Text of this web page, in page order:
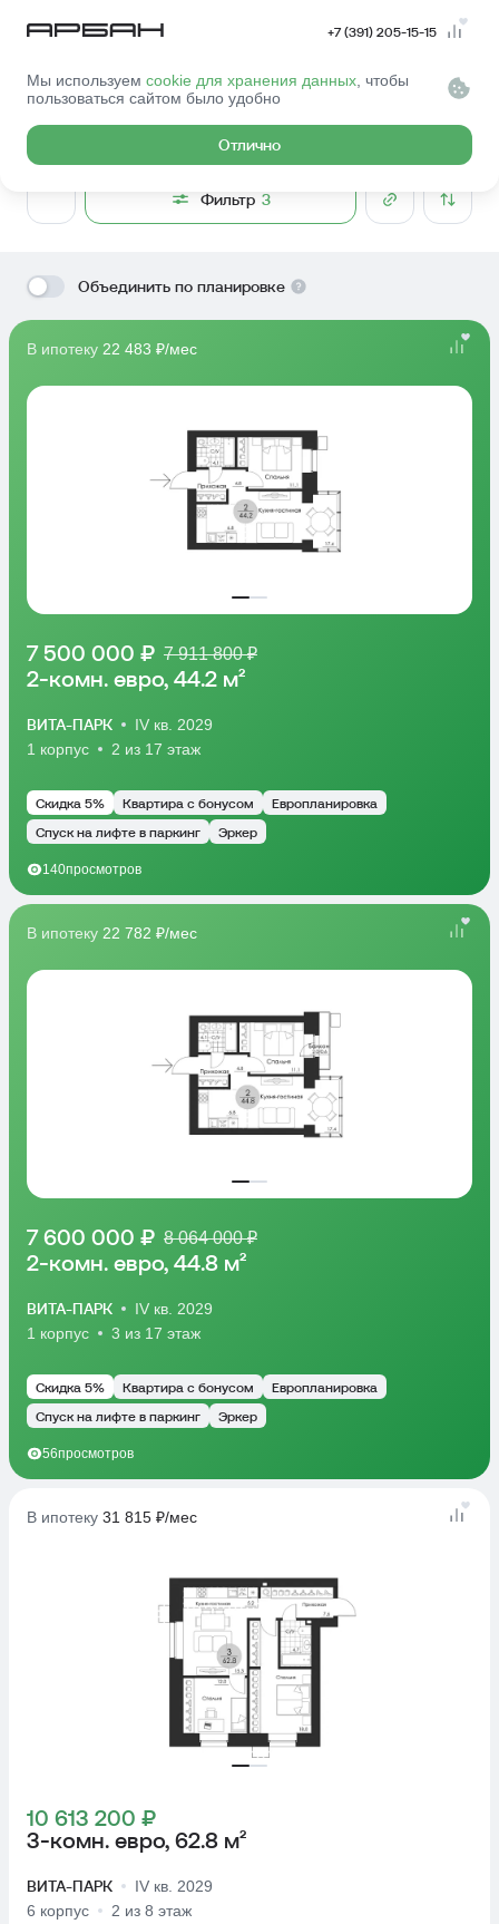
+7 (391) 205-15-15
Мы используем cookie для хранения данных , чтобы
пользоваться сайтом было удобно
Отлично
Главная Квартиры
Выбрать квартиру
Фильтр 3
Объединить по планировке
В ипотеку 22 483 ₽/мес
7 500 000 ₽ 7 911 800 ₽
2-комн. евро, 44.2 м²
ВИТА-ПАРК
IV кв. 2029
1 корпус
2 из 17 этаж
Скидка 5% Квартира с бонусом
Европланировка
Спуск на лифте в паркинг
Эркер
140просмотров
В ипотеку 22 782 ₽/мес
7 600 000 ₽ 8 064 000 ₽
2-комн. евро, 44.8 м²
ВИТА-ПАРК
IV кв. 2029
1 корпус
3 из 17 этаж
Скидка 5% Квартира с бонусом
Европланировка
Спуск на лифте в паркинг
Эркер
56просмотров
В ипотеку 31 815 ₽/мес
10 613 200 ₽
3-комн. евро, 62.8 м²
ВИТА-ПАРК
IV кв. 2029
6 корпус
2 из 8 этаж